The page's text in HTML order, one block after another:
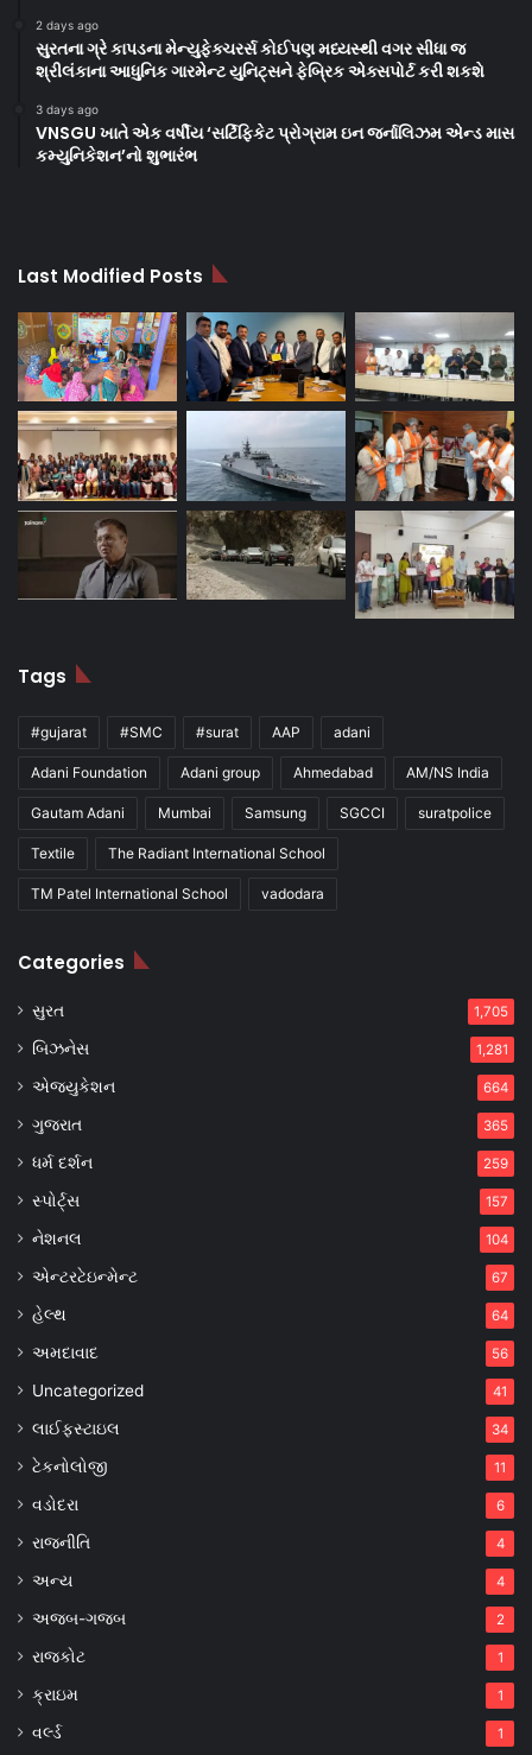
2 days ago
સુરતના ગ્રે કાપડના મેન્યુફેક્ચરર્સ કોઈપણ મધ્યસ્થી વગર સીધા જ
શ્રીલંકાના આધુનિક ગારમેન્ટ યુનિટ્સને ફેબ્રિક એક્સપોર્ટ કરી શકશે
3 days ago
VNSGU ખાતે એક વર્ષીય ‘સર્ટિફિકેટ પ્રોગ્રામ ઇન જર્નાલિઝમ એન્ડ માસ
કમ્યુનિકેશન’નો શુભારંભ
Last Modified Posts
Tags
#gujarat #SMC #surat AAP adani
Adani Foundation Adani group Ahmedabad AM/NS India
Gautam Adani Mumbai Samsung SGCCI suratpolice
Textile The Radiant International School
TM Patel International School vadodara
Categories
સુરત 1,705
બિઝનેસ 1,281
એજ્યુકેશન 664
ગુજરાત 365
ધર્મ દર્શન 259
સ્પોર્ટ્સ 157
નેશનલ 104
એન્ટરટેઇન્મેન્ટ 67
હેલ્થ 64
અમદાવાદ 56
Uncategorized 41
લાઈફસ્ટાઇલ 34
ટેકનોલોજી 11
વડોદરા 6
રાજનીતિ 4
અન્ય 4
અજબ-ગજબ 2
રાજકોટ 1
ક્રાઇમ 1
વર્લ્ડ 1